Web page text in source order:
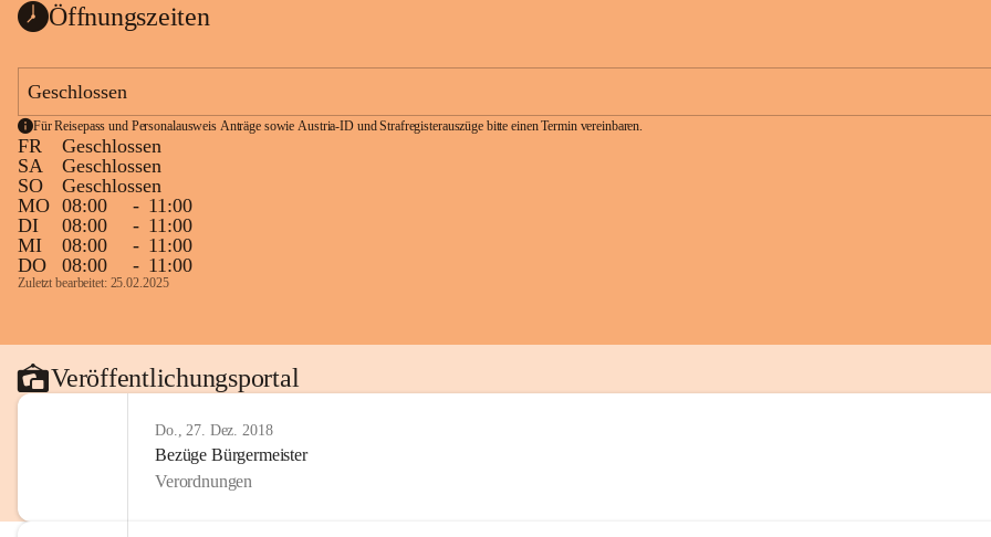
Öffnungszeiten
Geschlossen
Für Reisepass und Personalausweis Anträge sowie Austria-ID und Strafregisterauszüge bitte einen Termin vereinbaren.
FR
Geschlossen
SA
Geschlossen
SO
Geschlossen
MO 08:00 - 11:00
DI
08:00 - 11:00
MI
08:00 - 11:00
DO
08:00 - 11:00
Zuletzt bearbeitet: 25.02.2025
Veröffentlichungsportal
Do., 27. Dez. 2018
Bezüge Bürgermeister
Verordnungen